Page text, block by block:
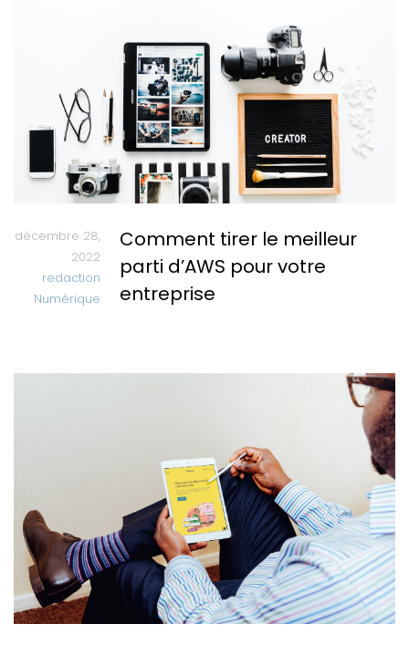
décembre 28,
2022
redaction
Numérique
Comment tirer le meilleur
parti d’AWS pour votre
entreprise